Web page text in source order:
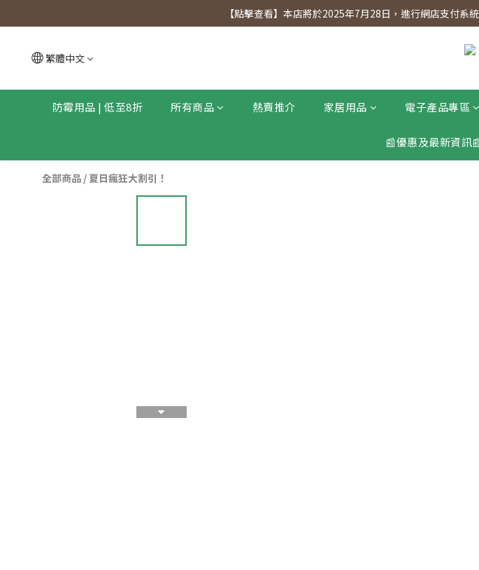
【點擊查看】會員專享 星期三全單95折!!!（優
【點擊查看】本店將於2025年7月28日，進行網店支付
繁體中文
防霉用品 | 低至8折 所有商品 熱賣推介 家居用品 電子產品專區
📰優惠及最新資訊
全部商品 / 夏日瘋狂大割引！